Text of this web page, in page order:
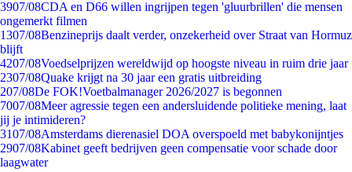
3907/08CDA en D66 willen ingrijpen tegen 'gluurbrillen' die mensen
ongemerkt filmen
1307/08Benzineprijs daalt verder, onzekerheid over Straat van Hormuz
blijft
4207/08Voedselprijzen wereldwijd op hoogste niveau in ruim drie jaar
2307/08Quake krijgt na 30 jaar een gratis uitbreiding
207/08De FOK!Voetbalmanager 2026/2027 is begonnen
7007/08Meer agressie tegen een andersluidende politieke mening, laat
jij je intimideren?
3107/08Amsterdams dierenasiel DOA overspoeld met babykonijntjes
2907/08Kabinet geeft bedrijven geen compensatie voor schade door
laagwater